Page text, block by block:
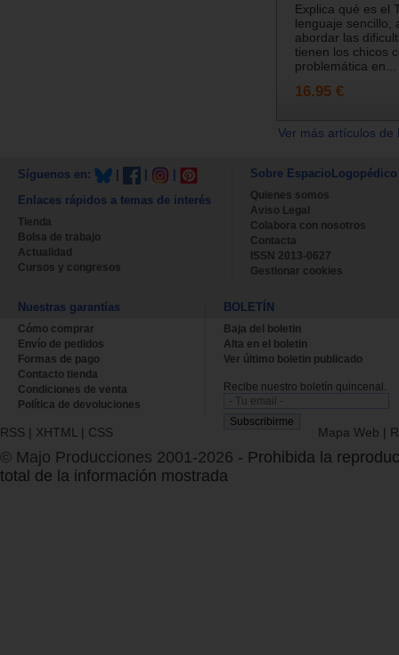
Explica qué es el
lenguaje sencillo,
abordar las
tienen los chicos
problemática en...
16.95 €
Ver más artículos
Síguenos en:
Enlaces rápidos a temas de interés
Tienda
Bolsa de trabajo
Actualidad
Cursos y congresos
Sobre EspacioLogopédico
Quienes somos
Aviso Legal
Colabora con nosotros
Contacta
ISSN 2013-0627
Gestionar cookies
Nuestras garantías
Cómo comprar
Envío de pedidos
Formas de pago
Contacto tienda
Condiciones de venta
Política de devoluciones
BOLETÍN
Baja del boletin
Alta en el boletin
Ver último boletin publicado
Recibe nuestro boletín quincenal.
RSS | XHTML | CSS Mapa Web |
© Majo Producciones 2001-2026 - Prohibida la
total de la información mostrada